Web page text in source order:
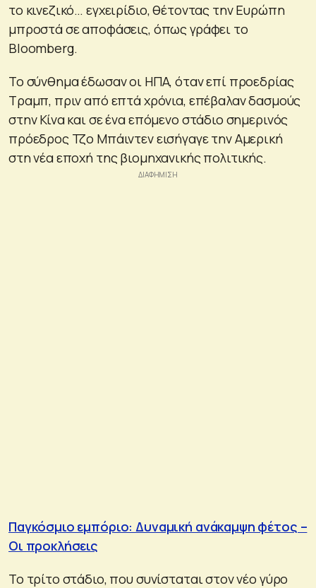
το κινεζικό… εγχειρίδιο, θέτοντας την Ευρώπη
μπροστά σε αποφάσεις, όπως γράφει το
Bloomberg.
Το σύνθημα έδωσαν οι ΗΠΑ, όταν επί προεδρίας
Τραμπ, πριν από επτά χρόνια, επέβαλαν δασμούς
στην Κίνα και σε ένα επόμενο στάδιο σημερινός
πρόεδρος Τζο Μπάιντεν εισήγαγε την Αμερική
στη νέα εποχή της βιομηχανικής πολιτικής.
Παγκόσμιο εμπόριο: Δυναμική ανάκαμψη φέτος –
Οι προκλήσεις
Το τρίτο στάδιο, που συνίσταται στον νέο γύρο